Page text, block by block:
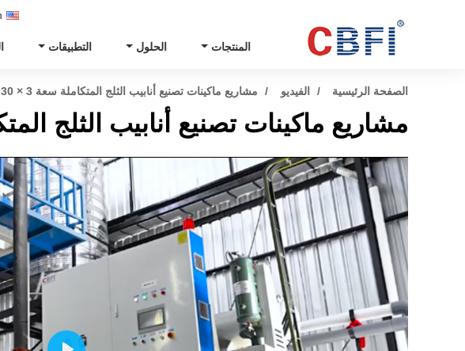
المنتجات الحلول التطبيقات
الصفحة الرئيسية الفيديو مشاريع ماكينات تصنيع أنابيب الثلج المتكاملة سعة 3 × 30 طن في إندونيسيا
مشاريع ماكينات تصنيع أنابيب الثلج المتكاملة سعة 3 × 30